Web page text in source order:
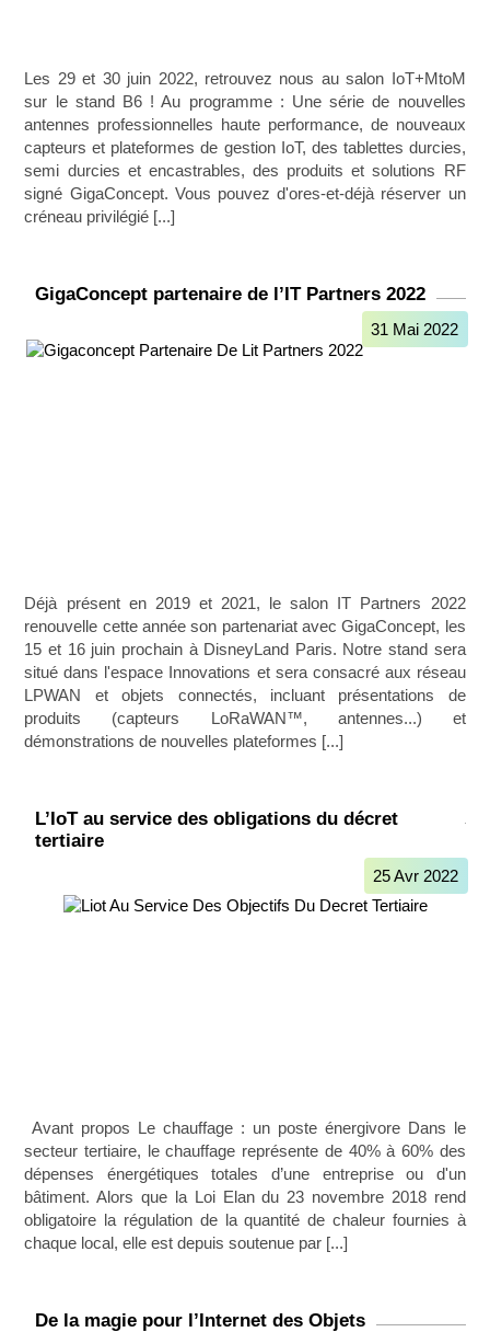
Les 29 et 30 juin 2022, retrouvez nous au salon IoT+MtoM
sur le stand B6 ! Au programme : Une série de nouvelles
antennes professionnelles haute performance, de nouveaux
capteurs et plateformes de gestion IoT, des tablettes durcies,
semi durcies et encastrables, des produits et solutions RF
signé GigaConcept. Vous pouvez d'ores-et-déjà réserver un
créneau privilégié [...]
GigaConcept partenaire de l’IT Partners 2022
31 Mai 2022
Déjà présent en 2019 et 2021, le salon IT Partners 2022
renouvelle cette année son partenariat avec GigaConcept, les
15 et 16 juin prochain à DisneyLand Paris. Notre stand sera
situé dans l'espace Innovations et sera consacré aux réseau
LPWAN et objets connectés, incluant présentations de
produits (capteurs LoRaWAN™, antennes...) et
démonstrations de nouvelles plateformes [...]
L’IoT au service des obligations du décret
tertiaire
25 Avr 2022
ㅤ Avant propos Le chauffage : un poste énergivore Dans le
secteur tertiaire, le chauffage représente de 40% à 60% des
dépenses énergétiques totales d’une entreprise ou d'un
bâtiment. Alors que la Loi Elan du 23 novembre 2018 rend
obligatoire la régulation de la quantité de chaleur fournies à
chaque local, elle est depuis soutenue par [...]
De la magie pour l’Internet des Objets